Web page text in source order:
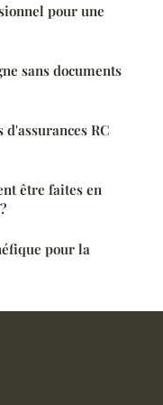
pour une
sans documents
RC
être faites en
pour la